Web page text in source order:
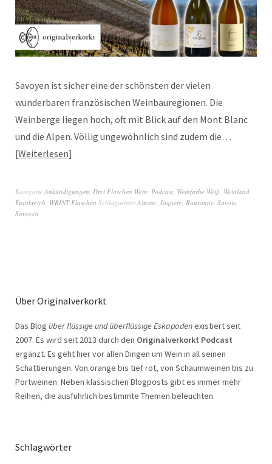
Savoyen ist sicher eine der schönsten der vielen
wunderbaren französischen Weinbauregionen. Die
Weinberge liegen hoch, oft mit Blick auf den Mont Blanc
und die Alpen. Völlig ungewöhnlich sind zudem die…
Weiterlesen
Kategorie Ankündigungen Drei Flaschen Wein Podcast Weinfarbe Weiß Weinland
Frankreich WRINT Flaschen SchlagwörterAltesse Jaquere Rousanne Savoie
Savoyen
Über Originalverkorkt
Das Blog über flüssige und überflüssige Eskapadenexistiert seit
2007. Es wird seit 2013 durch den Originalverkorkt Podcast
ergänzt. Es geht hier vor allen Dingen um Wein in all seinen
Schattierungen. Von orange bis tief rot, von Schaumweinen bis zu
Portweinen. Neben klassischen Blogposts gibt es immer mehr
Reihen, die ausführlich bestimmte Themen beleuchten.
Schlagwörter